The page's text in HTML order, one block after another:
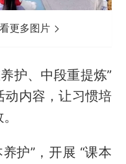
更多图片
护、中段重提炼”
动内容，让习惯培
护”，开展 “课本